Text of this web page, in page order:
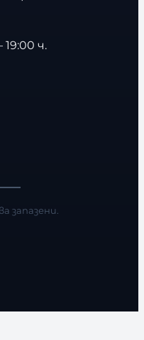
ч.
запазени.